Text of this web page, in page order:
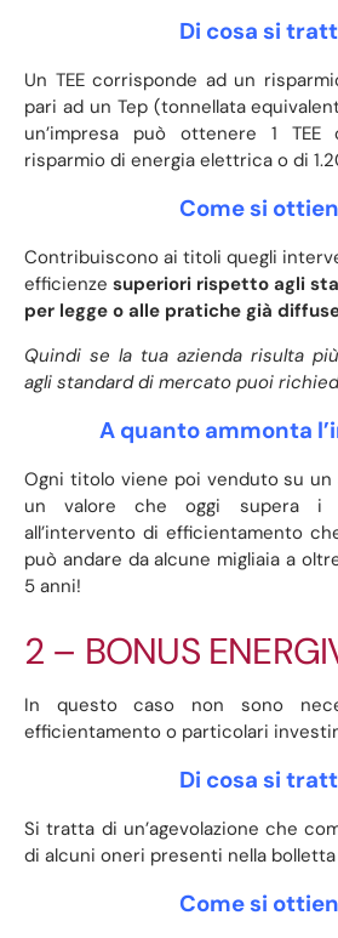
Di cosa si
Un TEE corrisponde ad un
pari ad un Tep (tonnellata
un’impresa può ottenere 1
risparmio di energia elettrica o di
Come si
Contribuiscono ai titoli quegli
efficienze superiori rispetto agli
per legge o alle pratiche già
Quindi se la tua azienda risulta più
agli standard di mercato puoi
A quanto ammonta
Ogni titolo viene poi venduto su
un valore che oggi supera i
all’intervento di efficientamento
può andare da alcune migliaia a
5 anni!
2 – BONUS
In questo caso non sono
efficientamento o particolari
Di cosa si
Si tratta di un’agevolazione che
di alcuni oneri presenti nella
Come si